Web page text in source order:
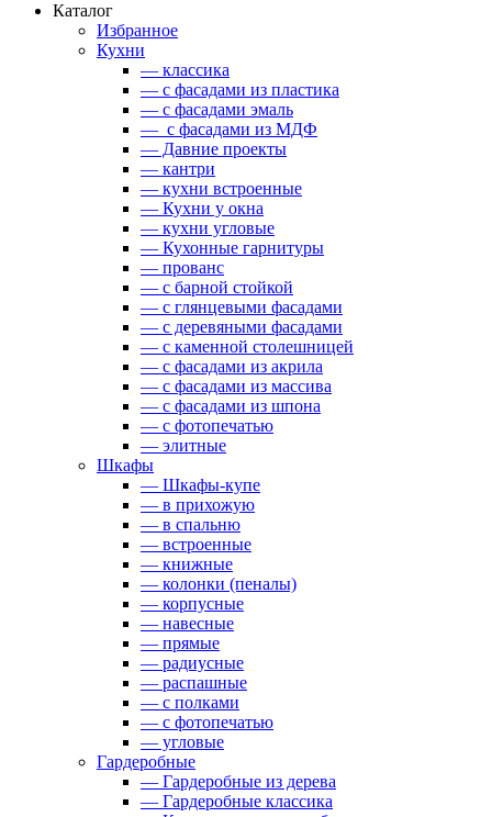
Каталог
Избранное
Кухни
— классика
— с фасадами из пластика
— с фасадами эмаль
— с фасадами из МДФ
— Давние проекты
— кантри
— кухни встроенные
— Кухни у окна
— кухни угловые
— Кухонные гарнитуры
— прованс
— с барной стойкой
— с глянцевыми фасадами
— с деревяными фасадами
— с каменной столешницей
— с фасадами из акрила
— с фасадами из массива
— с фасадами из шпона
— с фотопечатью
— элитные
Шкафы
— Шкафы-купе
— в прихожую
— в спальню
— встроенные
— книжные
— колонки (пеналы)
— корпусные
— навесные
— прямые
— радиусные
— распашные
— с полками
— с фотопечатью
— угловые
Гардеробные
— Гардеробные из дерева
— Гардеробные классика